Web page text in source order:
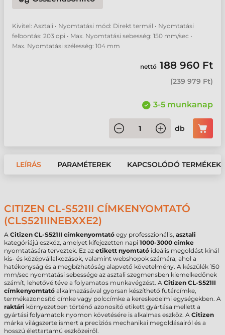
Kivitel: Asztali • Nyomtatási mód: Direkt termál • Nyomtatási
felbontás: 203 dpi • Max. Nyomtatási sebesség: 150 mm/sec •
Max. Nyomtatási szélesség: 104 mm
nettó 188 960 Ft
(239 979 Ft)
3-5 munkanap
db
LEÍRÁS PARAMÉTEREK KAPCSOLÓDÓ TERMÉKEK
CITIZEN CL-S521II CÍMKENYOMTATÓ
(CLS521IINEBXXE2)
A Citizen CL-S521II címkenyomtató egy professzionális, asztali
kategóriájú eszköz, amelyet kifejezetten napi 1000-3000 címke
nyomtatására terveztek. Ez az etikett nyomtató ideális megoldást kínál
kis- és középvállalkozások, valamint webshopok számára, ahol a
hatékonyság és a megbízhatóság alapvető követelmény. A készülék 150
mm/sec nyomtatási sebessége az asztali szegmensben kiemelkedőnek
számít, lehetővé téve a folyamatos munkavégzést. A Citizen CL-S521II
címkenyomtató alkalmazásával gyorsan készíthető futárcímke,
termékazonosító címke vagy polccímke a kereskedelmi egységekben. A
raktári környezetben történő azonosító etikett gyártása mellett a
gyártási folyamatok nyomon követésére is alkalmas eszköz. A Citizen
márka világszerte ismert a precíziós mechanikai megoldásairól és a
hosszú élettartamú eszközeiről.